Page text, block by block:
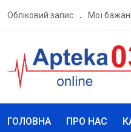
Обліковий запис Мої
ГОЛОВНА ПРО НАС